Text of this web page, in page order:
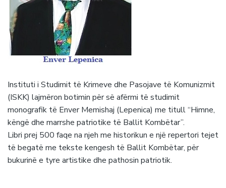
Instituti i Studimit të Krimeve dhe Pasojave të Komunizmit
(ISKK) lajmëron botimin për së afërmi të studimit
monografik të Enver Memishaj (Lepenica) me titull “Himne,
këngë dhe marrshe patriotike të Ballit Kombëtar”.
Libri prej 500 faqe na njeh me historikun e një repertori tejet
të begatë me tekste kengesh të Ballit Kombëtar, për
bukurinë e tyre artistike dhe pathosin patriotik.